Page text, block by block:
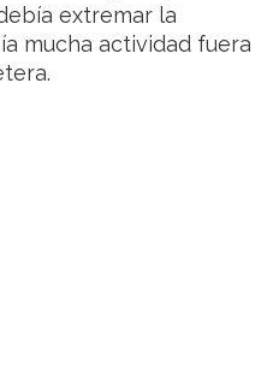
extremar la
mucha actividad fuera